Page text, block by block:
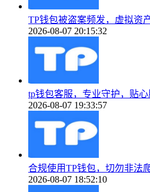
TP钱包被盗案频发，虚拟资
2026-08-07 20:15:32
tp钱包客服，专业守护，贴
2026-08-07 19:33:57
合规使用TP钱包，切勿非法
2026-08-07 18:52:10